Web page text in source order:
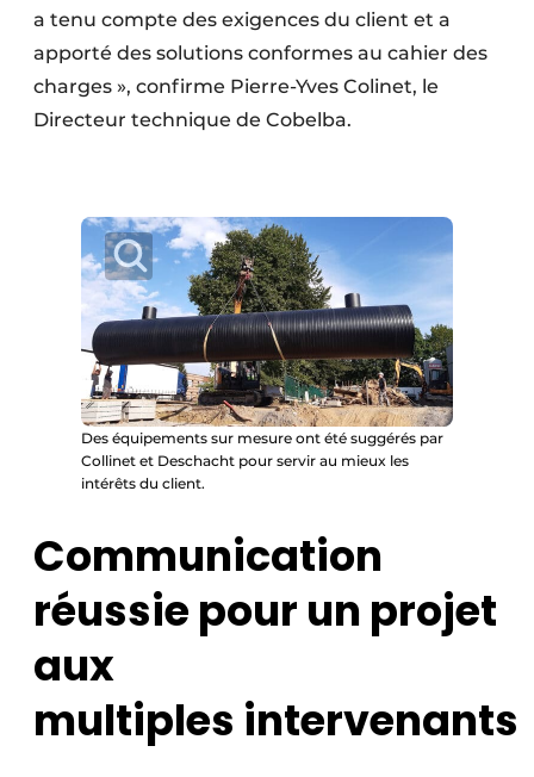
a tenu compte des exigences du client et a
apporté des solutions conformes au cahier des
charges », confirme Pierre-Yves Colinet, le
Directeur technique de Cobelba.
Des équipements sur mesure ont été suggérés par
Collinet et Deschacht pour servir au mieux les
intérêts du client.
Communication
réussie pour un projet
aux
multiples intervenants